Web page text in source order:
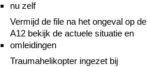
nu zelf
Vermijd de file na het ongeval op de
A12 bekijk de actuele situatie en
omleidingen
Traumahelikopter ingezet bij